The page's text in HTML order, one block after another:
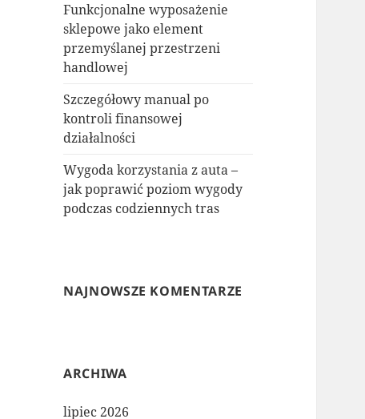
Funkcjonalne wyposażenie
sklepowe jako element
przemyślanej przestrzeni
handlowej
Szczegółowy manual po
kontroli finansowej
działalności
Wygoda korzystania z auta –
jak poprawić poziom wygody
podczas codziennych tras
NAJNOWSZE KOMENTARZE
ARCHIWA
lipiec 2026